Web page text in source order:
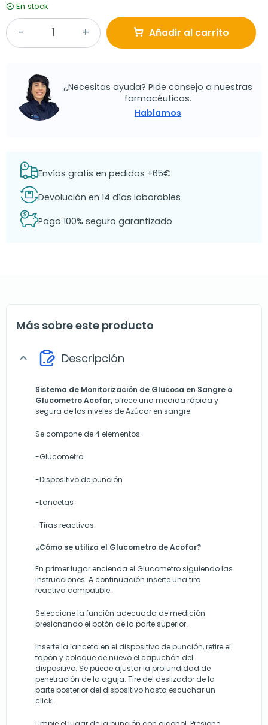
En stock
Añadir al carrito
¿Necesitas ayuda? Pide consejo a nuestras
farmacéuticas.
Hablamos
Envíos gratis en pedidos +65€
Devolución en 14 días laborables
Pago 100% seguro garantizado
Más sobre este producto
expand_more Descripción
Sistema de Monitorización de Glucosa en Sangre o
Glucometro Acofar, ofrece una medida rápida y
segura de los niveles de Azúcar en sangre.
Se compone de 4 elementos:
-Glucometro
-Dispositivo de punción
-Lancetas
-Tiras reactivas.
¿Cómo se utiliza el Glucometro de Acofar?
En primer lugar encienda el Glucometro siguiendo las
instrucciones. A continuación inserte una tira
reactiva compatible.
Seleccione la función adecuada de medición
presionando el botón de la parte superior.
Inserte la lanceta en el dispositivo de punción, retire el
tapón y coloque de nuevo el capuchón del
dispositivo. Se puede ajustar la profundidad de
penetración de la aguja. Tire del deslizador de la
parte posterior del dispositivo hasta escuchar un
click.